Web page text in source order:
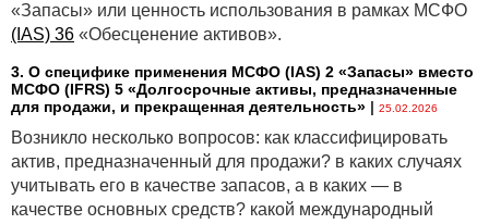
«Запасы» или ценность использования в рамках МСФО
(IAS) 36 «Обесценение активов».
3. О специфике применения МСФО (IАS) 2 «Запасы» вместо
МСФО (IFRS) 5 «Долгосрочные активы, предназначенные
для продажи, и прекращенная деятельность» | 25.02.2026
Возникло несколько вопросов: как классифицировать
актив, предназначенный для продажи? в каких случаях
учитывать его в качестве запасов, а в каких — в
качестве основных средств? какой международный